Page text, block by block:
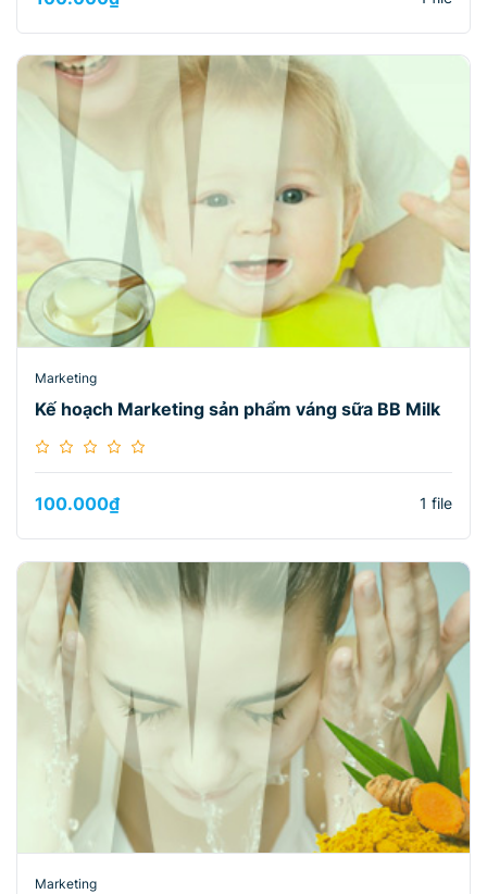
Marketing
Kế hoạch Marketing sản phẩm váng sữa BB Milk
100.000₫ 1 file
Marketing